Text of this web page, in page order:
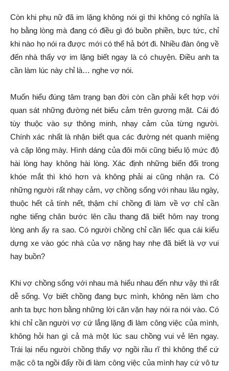
Còn khi phụ nữ đã im lặng không nói gì thì không có nghĩa là
họ bằng lòng mà đang có điều gì đó buồn phiền, bực tức, chỉ
khi nào họ nói ra được mới có thể hả bớt đi. Nhiều đàn ông về
đến nhà thấy vợ im lặng biết ngay là có chuyện. Điều anh ta
cần làm lúc này chỉ là… nghe vợ nói.
Muốn hiểu đúng tâm trạng bạn đời còn cần phải kết hợp với
quan sát những đường nét biểu cảm trên gương mặt. Cái đó
tùy thuộc vào sự thông minh, nhạy cảm của từng người.
Chính xác nhất là nhận biết qua các đường nét quanh miệng
và cặp lông mày. Hình dáng của đôi môi cũng biểu lộ mức độ
hài lòng hay không hài lòng. Xác định những biến đổi trong
khóe mắt thì khó hơn và không phải ai cũng nhận ra. Có
những người rất nhạy cảm, vợ chồng sống với nhau lâu ngày,
thuộc hết cả tính nết, thậm chí chồng đi làm về vợ chỉ cần
nghe tiếng chân bước lên cầu thang đã biết hôm nay trong
lòng anh ấy ra sao. Có người chồng chỉ cần liếc qua cái kiểu
dựng xe vào góc nhà của vợ nặng hay nhẹ đã biết là vợ vui
hay buồn?
Khi vợ chồng sống với nhau mà hiểu nhau đến như vậy thì rất
dễ sống. Vợ biết chồng đang bực mình, không nên làm cho
anh ta bực hơn bằng những lời căn vặn hay nói ra nói vào. Có
khi chỉ cần người vợ cứ lẳng lặng đi làm công việc của mình,
không hỏi han gì cả mà một lúc sau chồng vui vẻ lên ngay.
Trái lại nếu người chồng thấy vợ ngồi rầu rĩ thì không thể cứ
mặc cô ta ngồi đấy rồi đi làm công việc của mình hay cứ vô tư